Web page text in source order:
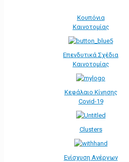
Κουπόνια
Καινοτομίας
Επενδυτικά Σχέδια
Καινοτομίας
Κεφάλαιο Κίνησης
Covid-19
Clusters
Ενίσχυση Ανέργων